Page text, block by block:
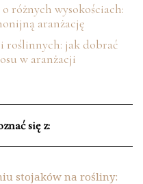
różnych wysokościach:
aranżację
roślinnych: jak dobrać
w aranżacji
się z:
stojaków na rośliny: